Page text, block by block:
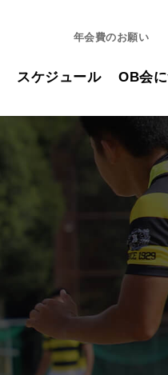
年会費のお願い
スケジュール OB会